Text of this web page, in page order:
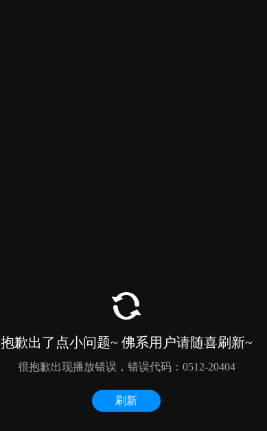
抱歉出了点小问题~ 佛系用户请随喜刷新~
很抱歉出现播放错误，错误代码：0512-20404
刷新